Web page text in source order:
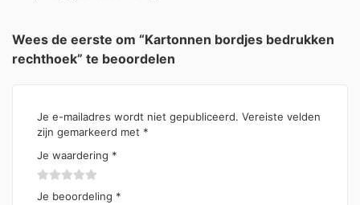
Wees de eerste om “Kartonnen bordjes bedrukken
rechthoek” te beoordelen
Je e-mailadres wordt niet gepubliceerd. Vereiste velden
zijn gemarkeerd met *
Je waardering *
Je beoordeling *